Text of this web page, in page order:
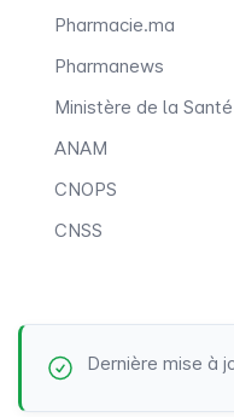
Pharmacie.ma
Pharmanews
Ministère de la Santé
ANAM
CNOPS
CNSS
Dernière mise à